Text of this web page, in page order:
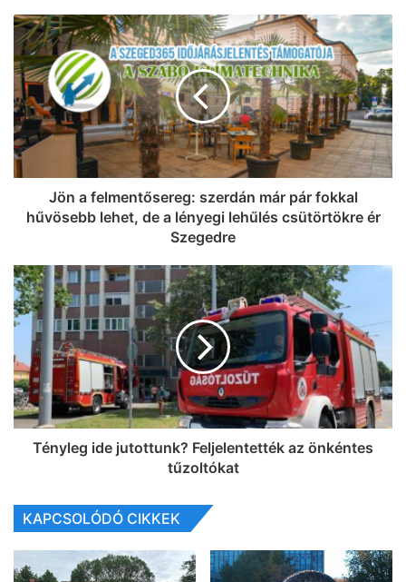
Jön a felmentősereg: szerdán már pár fokkal
hűvösebb lehet, de a lényegi lehűlés csütörtökre ér
Szegedre
Tényleg ide jutottunk? Feljelentették az önkéntes
tűzoltókat
KAPCSOLÓDÓ CIKKEK